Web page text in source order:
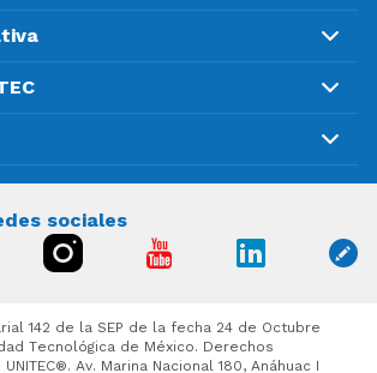
sociales
142 de la SEP de la fecha 24 de Octubre
Tecnológica de México. Derechos
Av. Marina Nacional 180, Anáhuac I